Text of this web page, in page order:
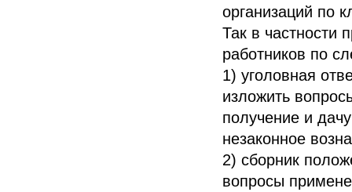
организаций по
Так в частности
работников по
1) уголовная
изложить
получение и
незаконное
2) сборник
вопросы